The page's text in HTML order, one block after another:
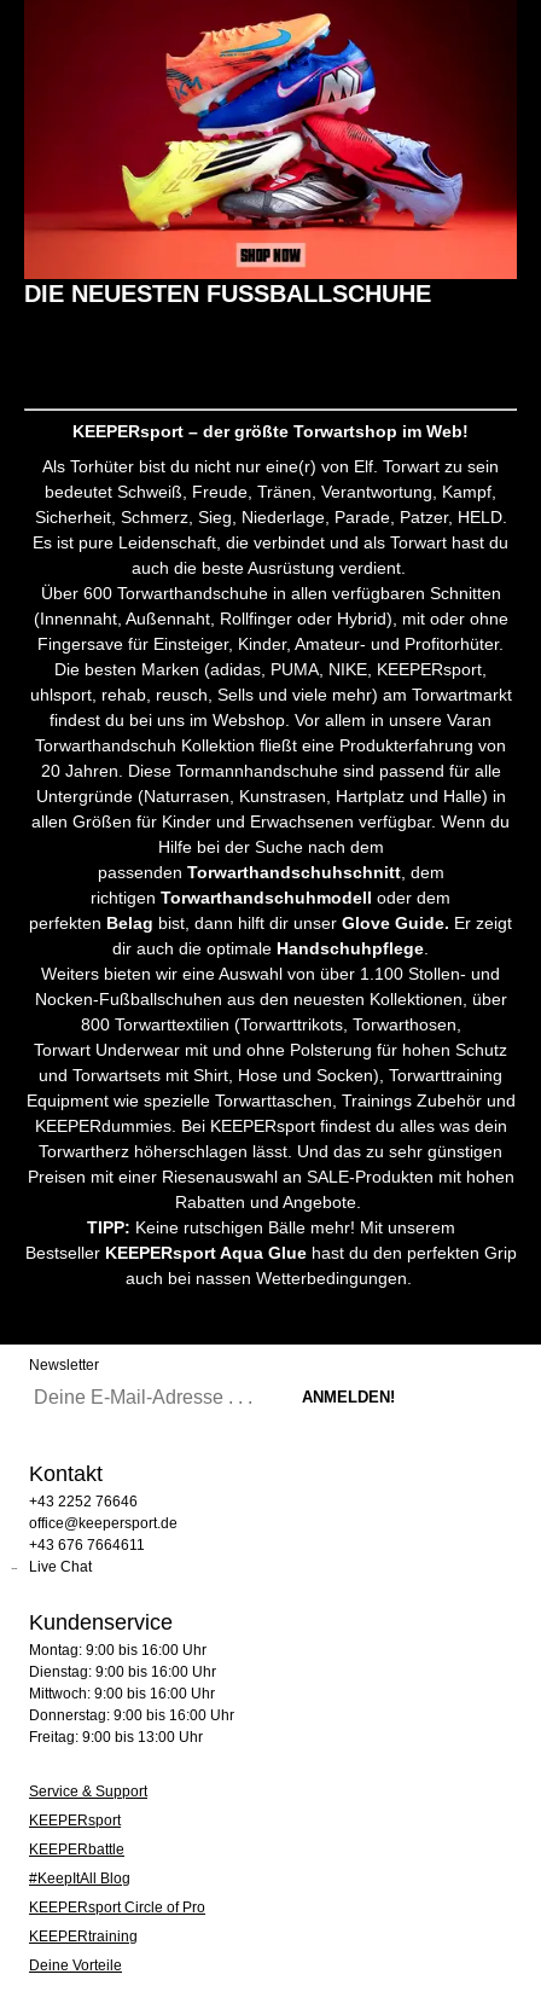
DIE NEUESTEN FUSSBALLSCHUHE
KEEPERsport – der größte Torwartshop im Web!
Als Torhüter bist du nicht nur eine(r) von Elf. Torwart zu sein
bedeutet Schweiß, Freude, Tränen, Verantwortung, Kampf,
Sicherheit, Schmerz, Sieg, Niederlage, Parade, Patzer, HELD.
Es ist pure Leidenschaft, die verbindet und als Torwart hast du
auch die beste Ausrüstung verdient.
Über 600 Torwarthandschuhe in allen verfügbaren Schnitten
(Innennaht, Außennaht, Rollfinger oder Hybrid), mit oder ohne
Fingersave für Einsteiger, Kinder, Amateur- und Profitorhüter.
Die besten Marken (adidas, PUMA, NIKE, KEEPERsport,
uhlsport, rehab, reusch, Sells und viele mehr) am Torwartmarkt
findest du bei uns im Webshop. Vor allem in unsere Varan
Torwarthandschuh Kollektion fließt eine Produkterfahrung von
20 Jahren. Diese Tormannhandschuhe sind passend für alle
Untergründe (Naturrasen, Kunstrasen, Hartplatz und Halle) in
allen Größen für Kinder und Erwachsenen verfügbar. Wenn du
Hilfe bei der Suche nach dem
passenden Torwarthandschuhschnitt, dem
richtigen Torwarthandschuhmodell oder dem
perfekten Belag bist, dann hilft dir unser Glove Guide. Er zeigt
dir auch die optimale Handschuhpflege
Weiters bieten wir eine Auswahl von über 1.100 Stollen- und
Nocken-Fußballschuhen aus den neuesten Kollektionen, über
800 Torwarttextilien (Torwarttrikots, Torwarthosen,
Torwart Underwear mit und ohne Polsterung für hohen Schutz
und Torwartsets mit Shirt, Hose und Socken), Torwarttraining
Equipment wie spezielle Torwarttaschen, Trainings Zubehör und
KEEPERdummies. Bei KEEPERsport findest du alles was dein
Torwartherz höherschlagen lässt. Und das zu sehr günstigen
Preisen mit einer Riesenauswahl an SALE-Produkten mit hohen
Rabatten und Angebote.
TIPP: Keine rutschigen Bälle mehr! Mit unserem
Bestseller KEEPERsport Aqua Gluehast du den perfekten Grip
auch bei nassen Wetterbedingungen.
Newsletter
Kontakt
+43 2252 76646
office@keepersport.de
+43 676 7664611
Live Chat
Kundenservice
Montag: 9:00 bis 16:00 Uhr
Dienstag: 9:00 bis 16:00 Uhr
Mittwoch: 9:00 bis 16:00 Uhr
Donnerstag: 9:00 bis 16:00 Uhr
Freitag: 9:00 bis 13:00 Uhr
Service & Support
KEEPERsport
KEEPERbattle
#KeepItAll Blog
KEEPERsport Circle of Pro
KEEPERtraining
Deine Vorteile